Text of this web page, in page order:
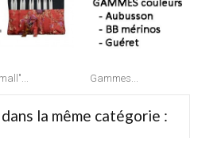
Gammes...
la même catégorie :